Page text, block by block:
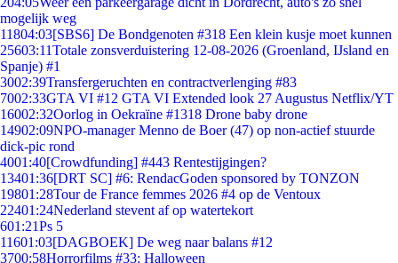
mogelijk weg
11804:03[SBS6] De Bondgenoten #318 Een klein kusje moet kunnen
25603:11Totale zonsverduistering 12-08-2026 (Groenland, IJsland en
Spanje) #1
3002:39Transfergeruchten en contractverlenging #83
7002:33GTA VI #12 GTA VI Extended look 27 Augustus Netflix/YT
16002:32Oorlog in Oekraïne #1318 Drone baby drone
14902:09NPO-manager Menno de Boer (47) op non-actief stuurde
dick-pic rond
4001:40[Crowdfunding] #443 Rentestijgingen?
13401:36[DRT SC] #6: RendacGoden sponsored by TONZON
19801:28Tour de France femmes 2026 #4 op de Ventoux
22401:24Nederland stevent af op watertekort
601:21Ps 5
11601:03[DAGBOEK] De weg naar balans #12
3700:58Horrorfilms #33: Halloween